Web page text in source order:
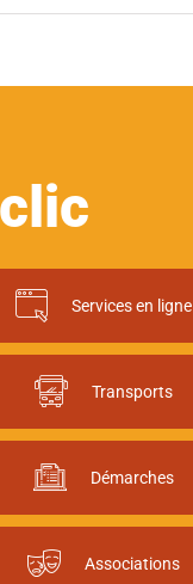
Services en ligne
Transports
Démarches
Associations